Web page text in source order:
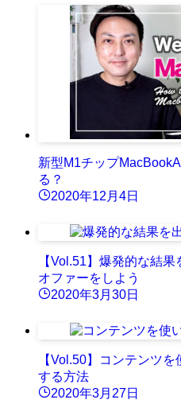
新型M1チップ
る？
2020年12月4日
【Vol.51】爆発的な結
オファーをしよう
2020年3月30日
【Vol.50】コンテンツ
する方法
2020年3月27日